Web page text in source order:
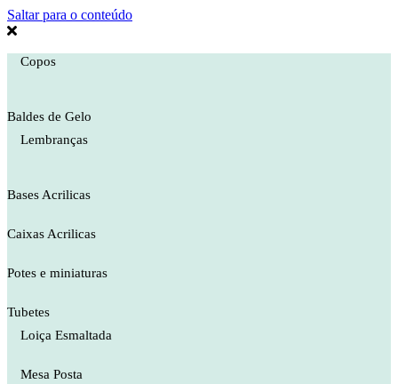
Saltar para o conteúdo
Copos
Baldes de Gelo
Lembranças
Bases Acrilicas
Caixas Acrilicas
Potes e miniaturas
Tubetes
Loiça Esmaltada
Mesa Posta